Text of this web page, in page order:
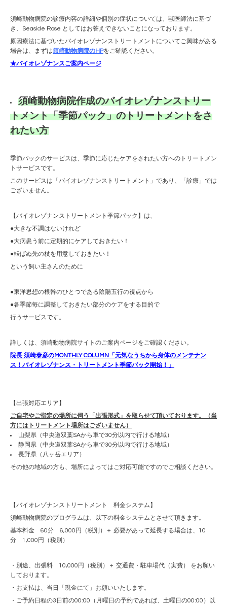
須崎動物病院の診療内容の詳細や個別の症状については、獣医師法に基づ
き、Seaside Rose としてはお答えできないことになっております。
原因療法に基づいたバイオレゾナンストリートメントについてご興味がある
場合は、まずは須崎動物病院のHPをご確認ください。
★バイオレゾナンスご案内ページ
須崎動物病院作成のバイオレゾナンストリー
トメント「季節パック」のトリートメントをさ
れたい方
季節パックのサービスは、季節に応じたケアをされたい方へのトリートメン
トサービスです。
このサービスは「バイオレゾナンストリートメント」であり、「診療」では
ございません。
【バイオレゾナンストリートメント季節パック】は、
●大きな不調はないけれど
●大病患う前に定期的にケアしておきたい！
●転ばぬ先の杖を用意しておきたい！
という飼い主さんのために
●東洋思想の根幹のひとつである陰陽五行の視点から
●各季節毎に調整しておきたい部分のケアをする目的で
行うサービスです。
詳しくは、須崎動物病院サイトのご案内ページをご確認ください。
院長 須崎泰彦のMONTHLY COLUMN「元気なうちから身体のメンテナン
ス！バイオレゾナンス・トリートメント季節パック開始！」
【出張対応エリア】
ご自宅やご指定の場所に伺う「出張形式」を取らせて頂いております。（当
方にはトリートメント場所はございません）
山梨県（中央道双葉SAから車で30分以内で行ける地域）
静岡県（中央道双葉SAから車で30分以内で行ける地域）
長野県（八ヶ岳エリア）
その他の地域の方も、場所によってはご対応可能ですのでご相談ください。
【バイオレゾナンストリートメント 料金システム】
須崎動物病院のプログラムは、以下の料金システムとさせて頂きます。
基本料金 60分 6,000円（税別）＋ 必要があって延長する場合は、10
分 1,000円（税別）
・別途、出張料 10,000円（税別）＋ 交通費・駐車場代（実費） をお願い
しております。
・お支払は、当日「現金にて」お願いいたします。
・ご予約日程の3日前の00:00（月曜日の予約であれば、土曜日の00:00）以